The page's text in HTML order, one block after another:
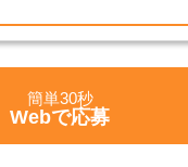
簡単30秒
Webで応募